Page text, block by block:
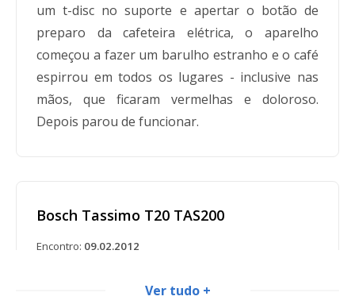
um t-disc no suporte e apertar o botão de
preparo da cafeteira elétrica, o aparelho
começou a fazer um barulho estranho e o café
espirrou em todos os lugares - inclusive nas
mãos, que ficaram vermelhas e doloroso.
Depois parou de funcionar.
Bosch Tassimo T20 TAS200
Encontro: 09.02.2012
Ver tudo +